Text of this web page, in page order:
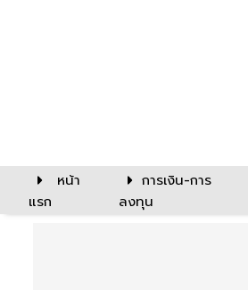
หน้า
แรก
การเงิน-การ
ลงทุน